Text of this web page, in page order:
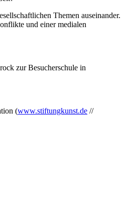
Themen auseinander.
und einer medialen
zur Besucherschule in
(www.stiftungkunst.de //